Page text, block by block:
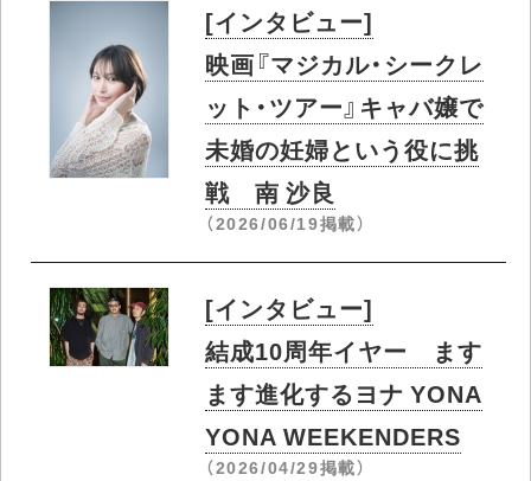
[インタビュー]
映画『マジカル・シークレ
ット・ツアー』キャバ嬢で
未婚の妊婦という役に挑
戦 南 沙良
（2026/06/19掲載）
[インタビュー]
結成10周年イヤー ます
ます進化するヨナ YONA
YONA WEEKENDERS
（2026/04/29掲載）